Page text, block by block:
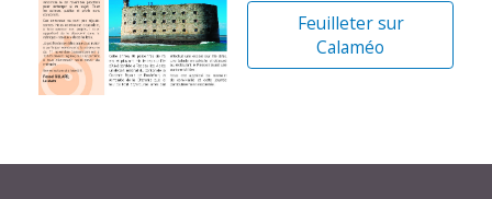
Feuilleter sur
Calaméo